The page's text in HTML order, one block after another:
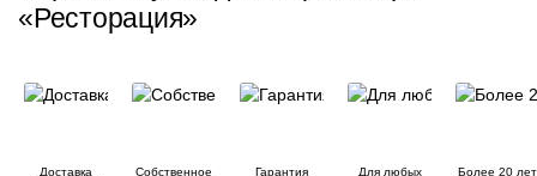
Часто ищут
ledger
«Ресторация»
Доставка
Собственное
Гарантия
Для любых
Более 20 лет